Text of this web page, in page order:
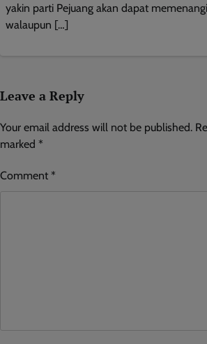
yakin parti Pejuang akan dapat
walaupun […]
Leave a Reply
Your email address will not be published.
marked *
Comment *